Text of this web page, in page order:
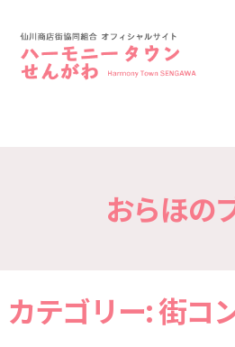
商
店
おらほの
カテゴリー:街コ